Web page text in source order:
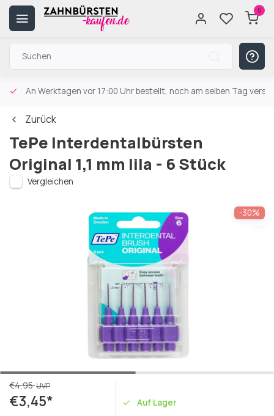
0
An Werktagen vor 17:00 Uhr bestellt, noch am selben Tag
Zurück
TePe Interdentalbürsten
Original 1,1 mm lila - 6 Stück
Vergleichen
-30%
€4,95UVP
€3,45* Auf Lager